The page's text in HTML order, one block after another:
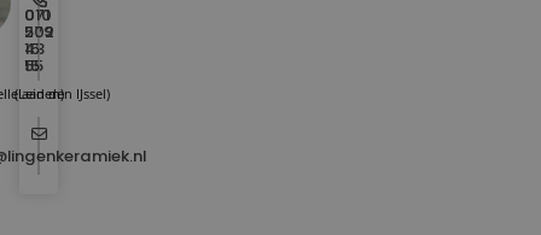
071
579
43
55
(Leiden)
010
202
15
15
aan den IJssel)